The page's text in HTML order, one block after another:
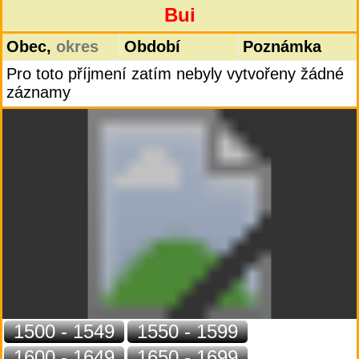
Bui
Obec, okres Období
Poznámka
Pro toto příjmení zatím nebyly vytvořeny žádné
záznamy
1500 - 1549
1550 - 1599